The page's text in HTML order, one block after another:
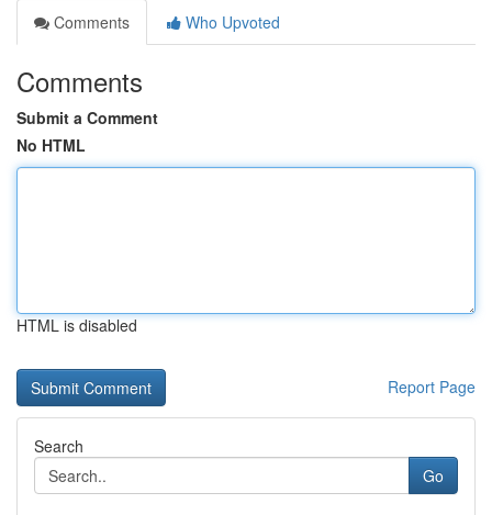
Comments
Who Upvoted
Comments
Submit a Comment
No HTML
HTML is disabled
Report Page
Search
Go